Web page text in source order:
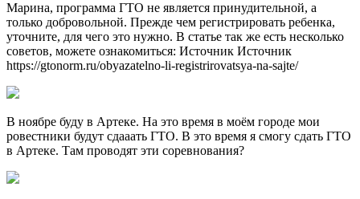
Марина, программа ГТО не является принудительной, а
только добровольной. Прежде чем регистрировать ребенка,
уточните, для чего это нужно. В статье так же есть несколько
советов, можете ознакомиться: Источник Источник
https://gtonorm.ru/obyazatelno-li-registrirovatsya-na-sajte/
В ноябре буду в Артеке. На это время в моём городе мои
ровестники будут сдааать ГТО. В это время я смогу сдать ГТО
в Артеке. Там проводят эти соревнования?